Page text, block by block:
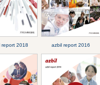
report 2018 azbil report 2016